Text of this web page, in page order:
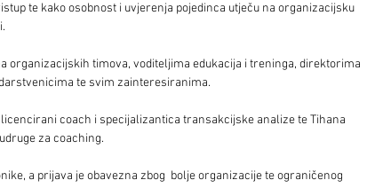
te kako osobnost i uvjerenja pojedinca utječu na organizacijsku
organizacijskih timova, voditeljima edukacija i treninga, direktorima
te svim zainteresiranima.
coach i specijalizantica transakcijske analize te Tihana
za coaching.
a prijava je obavezna zbog  bolje organizacije te ograničenog